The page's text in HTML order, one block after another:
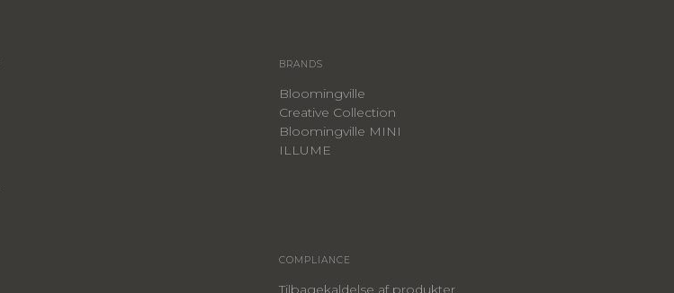
BRANDS
Bloomingville
Creative Collection
Bloomingville MINI
ILLUME
COMPLIANCE
Tilbagekaldelse af produkter